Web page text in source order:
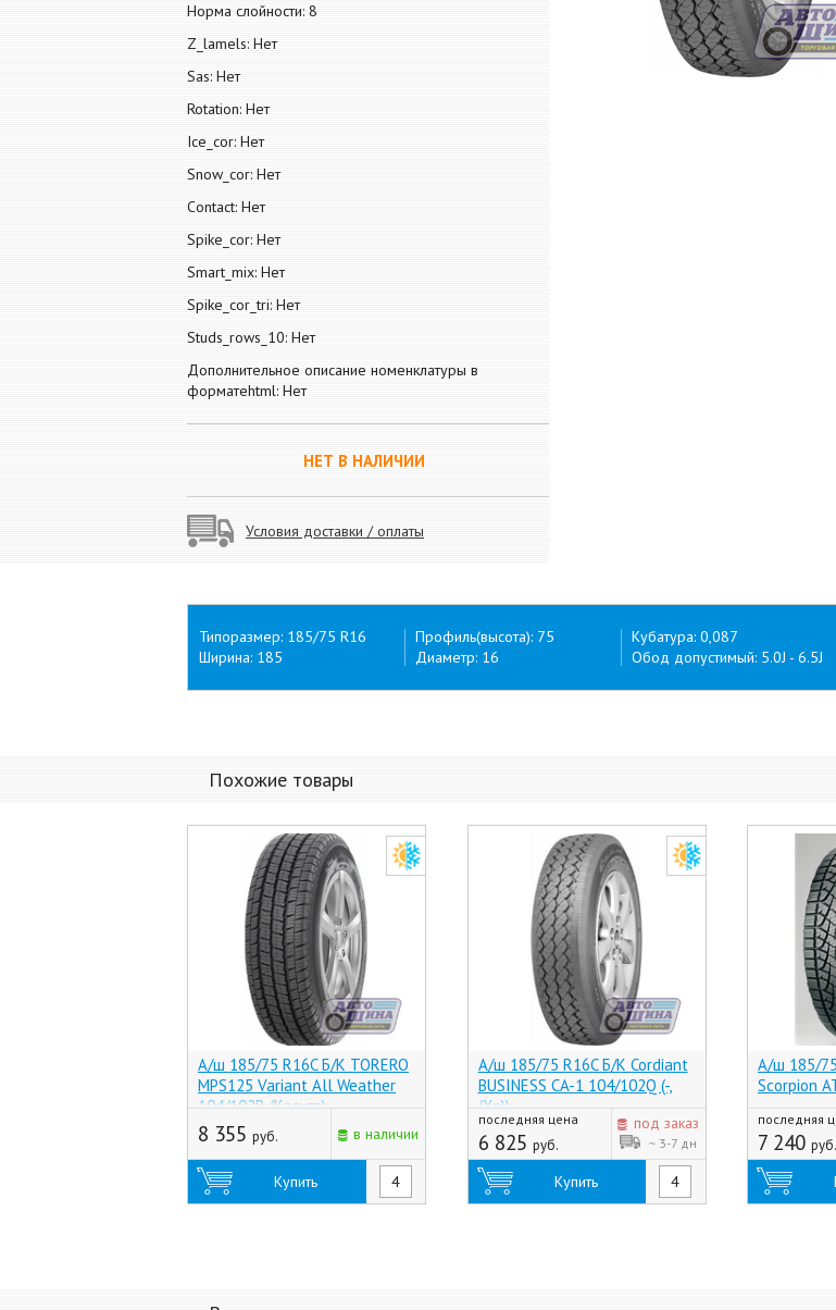
Норма слойности: 8
Z_lamels: Нет
Sas: Нет
Rotation: Нет
Ice_cor: Нет
Snow_cor: Нет
Contact: Нет
Spike_cor: Нет
Smart_mix: Нет
Spike_cor_tri: Нет
Studs_rows_10: Нет
Дополнительное описание номенклатуры в
форматеhtml: Нет
НЕТ В НАЛИЧИИ
Условия доставки / оплаты
Типоразмер: 185/75 R16
Ширина: 185
Профиль(высота): 75
Диаметр: 16
Кубатура: 0,087
Обод допустимый: 5.0J - 6.5J
Похожие товары
А/ш 185/75 R16C Б/К TORERO
MPS125 Variant All Weather
104/102R (Калуга)
8 355 руб. в наличии
Купить
А/ш 185/75 R16C Б/К Cordiant
BUSINESS CA-1 104/102Q (-,
(Хр))
последняя цена
6 825 руб.
под заказ
~ 3-7 дн
Купить
А/ш 185/
Scorpion
последняя
7 240 руб.